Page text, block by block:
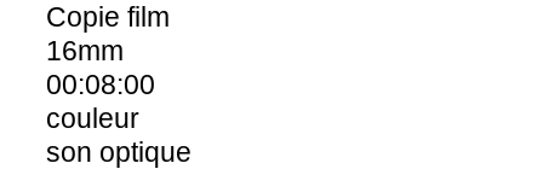
Copie film
16mm
00:08:00
couleur
son optique